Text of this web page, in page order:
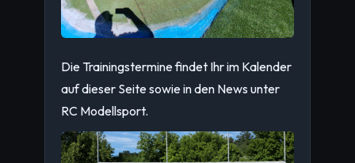
Die Trainingstermine findet Ihr im Kalender
auf dieser Seite sowie in den News unter
RC Modellsport.